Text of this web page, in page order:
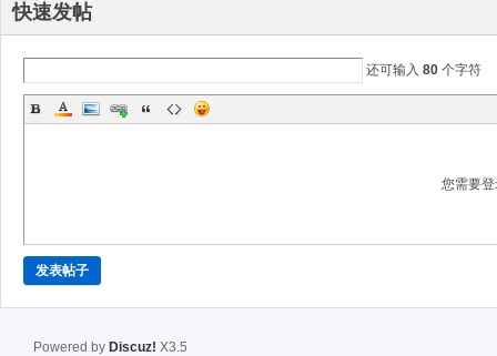
快速发帖
还可输入 80 个字符
您需要
发表帖子
Powered by Discuz! X3.5